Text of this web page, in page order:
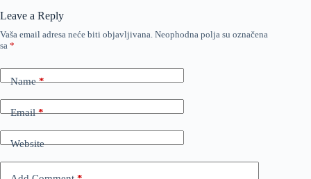
Leave a Reply
Vaša email adresa neće biti objavljivana. Neophodna polja su označena
sa *
Name*
Email*
Website